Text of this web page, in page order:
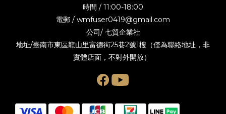
時間 / 11:00-18:00
電郵 / wmfuser0419@gmail.com
公司/ 七貿企業社
地址/臺南市東區龍山里富德街25巷2號1樓（僅為聯絡地址，非
實體店面，不對外開放）